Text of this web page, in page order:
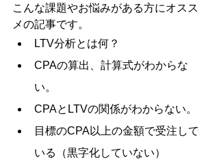
こんな課題やお悩みがある方にオスス
メの記事です。
LTV分析とは何？
CPAの算出、計算式がわからな
い。
CPAとLTVの関係がわからない。
目標のCPA以上の金額で受注して
いる（黒字化していない）